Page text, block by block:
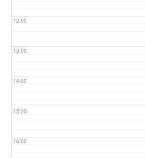
12:00
13:00
14:00
15:00
16:00